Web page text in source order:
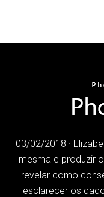
03/02/2018 ·
mesma e produzir
revelar como
esclarecer os